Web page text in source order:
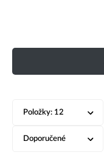
Položky: 12
Doporučené